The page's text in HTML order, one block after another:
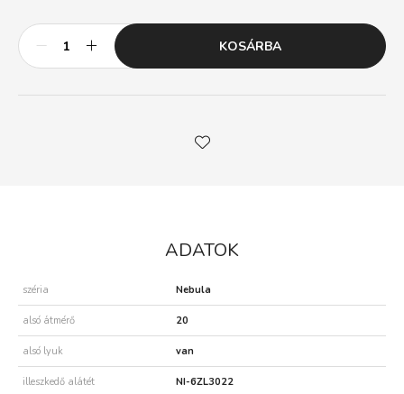
KOSÁRBA
ADATOK
széria Nebula
alsó átmérő 20
alsó lyuk van
illeszkedő alátét NI-6ZL3022